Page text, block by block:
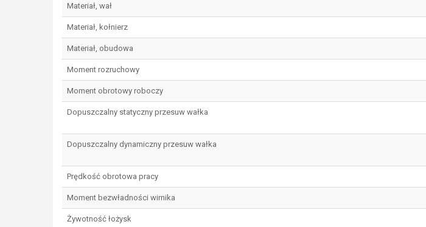
Materiał, wał
Materiał, kołnierz
Materiał, obudowa
Moment rozruchowy
Moment obrotowy roboczy
Dopuszczalny statyczny przesuw wałka
Dopuszczalny dynamiczny przesuw wałka
Prędkość obrotowa pracy
Moment bezwładności wirnika
Żywotność łożysk